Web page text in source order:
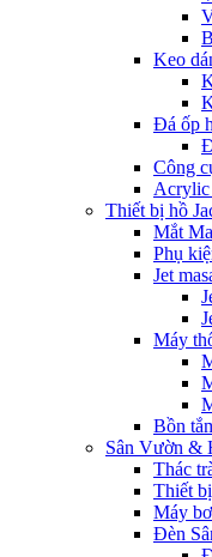
Keo
Đá ốp
Công
Thiết bị hồ
Mắt
Phụ
Jet
Máy
Bồn
Sân Vườn &
Thác
Thiết
Máy
Đèn